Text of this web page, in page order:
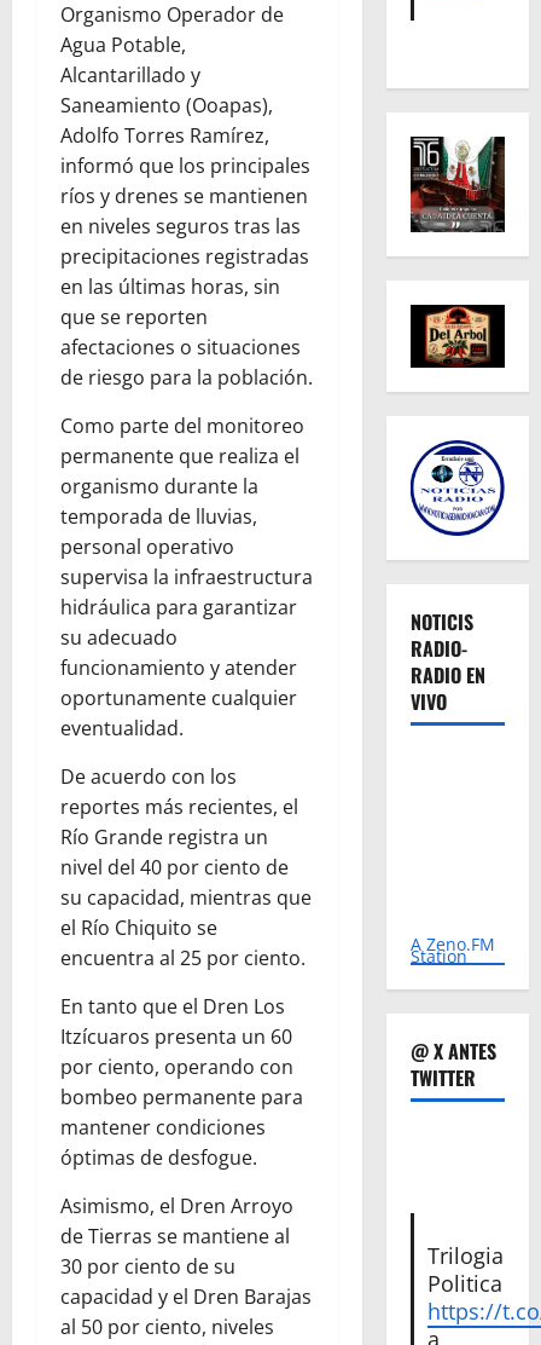
Organismo Operador de
Agua Potable,
Alcantarillado y
Saneamiento (Ooapas),
Adolfo Torres Ramírez,
informó que los principales
ríos y drenes se mantienen
en niveles seguros tras las
precipitaciones registradas
en las últimas horas, sin
que se reporten
afectaciones o situaciones
de riesgo para la población.
Como parte del monitoreo
permanente que realiza el
organismo durante la
temporada de lluvias,
personal operativo
supervisa la infraestructura
hidráulica para garantizar
su adecuado
funcionamiento y atender
oportunamente cualquier
eventualidad.
De acuerdo con los
reportes más recientes, el
Río Grande registra un
nivel del 40 por ciento de
su capacidad, mientras que
el Río Chiquito se
encuentra al 25 por ciento.
En tanto que el Dren Los
Itzícuaros presenta un 60
por ciento, operando con
bombeo permanente para
mantener condiciones
óptimas de desfogue.
Asimismo, el Dren Arroyo
de Tierras se mantiene al
30 por ciento de su
capacidad y el Dren Barajas
al 50 por ciento, niveles
NOTICIS
RADIO-
RADIO EN
VIVO
A Zeno.FM
Station
@ X ANTES
TWITTER
Trilogia
Politica
https://